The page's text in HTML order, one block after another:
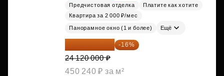
Предчистовая отделка
Платите как хотите
Квартира за 2 000 ₽/мес
Панорамное окно (1 и более) Ещё
20 260 800 ₽ -16%
24 120 000 ₽
450 240 ₽ за м²